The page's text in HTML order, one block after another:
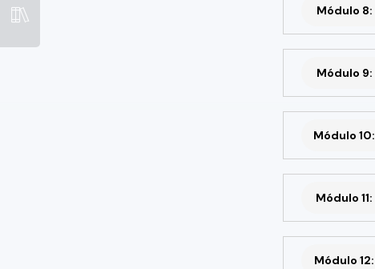
Módulo 8:
Módulo 9:
Módulo 10:
Módulo 11:
Módulo 12: